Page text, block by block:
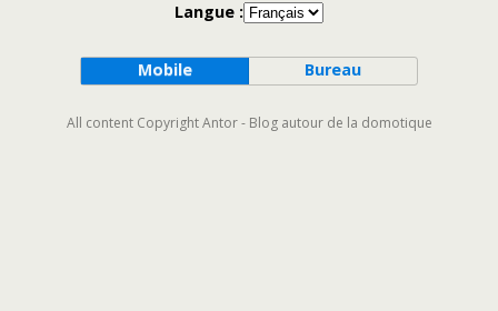
Langue :
Mobile Bureau
All content Copyright Antor - Blog autour de la domotique